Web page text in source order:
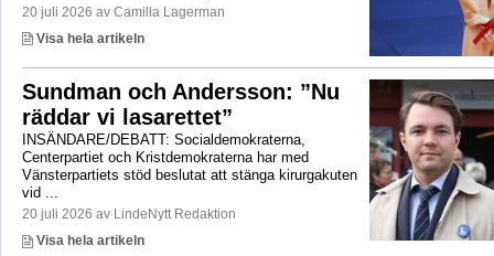
20 juli 2026 av Camilla Lagerman
Visa hela artikeln
Sundman och Andersson: ”Nu
räddar vi lasarettet”
INSÄNDARE/DEBATT: Socialdemokraterna,
Centerpartiet och Kristdemokraterna har med
Vänsterpartiets stöd beslutat att stänga kirurgakuten
vid ...
20 juli 2026 av LindeNytt Redaktion
Visa hela artikeln